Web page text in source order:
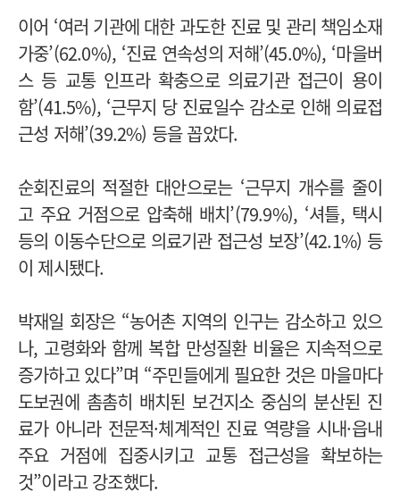
이어 ‘여러 기관에 대한 과도한 진료 및 관리 책임소재
가중’(62.0%), ‘진료 연속성의 저해’(45.0%), ‘마을버
스 등 교통 인프라 확충으로 의료기관 접근이 용이
함’(41.5%), ‘근무지 당 진료일수 감소로 인해 의료접
근성 저해’(39.2%) 등을 꼽았다.
순회진료의 적절한 대안으로는 ‘근무지 개수를 줄이
고 주요 거점으로 압축해 배치’(79.9%), ‘셔틀, 택시
등의 이동수단으로 의료기관 접근성 보장’(42.1%) 등
이 제시됐다.
박재일 회장은 “농어촌 지역의 인구는 감소하고 있으
나, 고령화와 함께 복합 만성질환 비율은 지속적으로
증가하고 있다”며 “주민들에게 필요한 것은 마을마다
도보권에 촘촘히 배치된 보건지소 중심의 분산된 진
료가 아니라 전문적·체계적인 진료 역량을 시내·읍내
주요 거점에 집중시키고 교통 접근성을 확보하는
것”이라고 강조했다.